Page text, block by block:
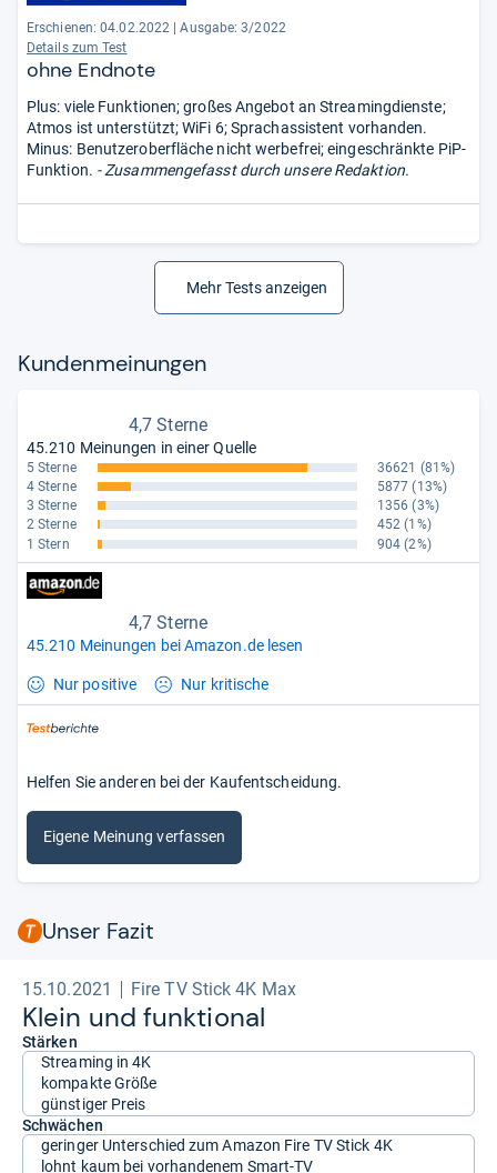
Erschienen: 04.02.2022 | Ausgabe: 3/2022
Details zum Test
ohne Endnote
Plus: viele Funktionen; großes Angebot an Streamingdienste;
Atmos ist unterstützt; WiFi 6; Sprachassistent vorhanden.
Minus: Benutzeroberfläche nicht werbefrei; eingeschränkte PiP-
Funktion. - Zusammengefasst durch unsere Redaktion.
Mehr Tests anzeigen
Kun­den­mei­nun­gen
4,7 Sterne
45.210 Meinungen in einer Quelle
5 Sterne 36621 (81%)
4 Sterne
5877 (13%)
3 Sterne
1356 (3%)
2 Sterne
452 (1%)
1 Stern
904 (2%)
4,7 Sterne
45.210 Meinungen bei Amazon.de lesen
Nur positive Nur kritische
Helfen Sie anderen bei der Kaufentscheidung.
Eigene Meinung verfassen
Unser Fazit
15.10.2021 Fire TV Stick 4K Max
Klein und funk­tio­nal
Stärken
Streaming in 4K
kompakte Größe
günstiger Preis
Schwächen
geringer Unterschied zum Amazon Fire TV Stick 4K
lohnt kaum bei vorhandenem Smart-TV